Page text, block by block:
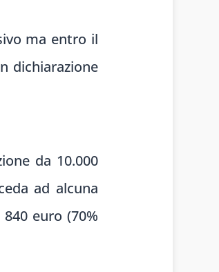
ma entro il
dichiarazione
da 10.000
ad alcuna
euro (70%